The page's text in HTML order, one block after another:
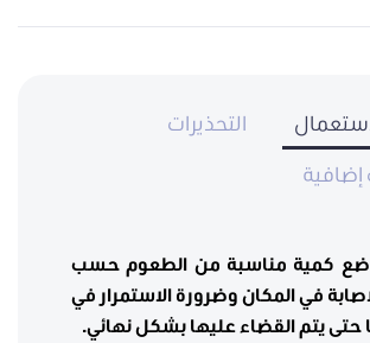
التحذيرات
كمية مناسبة من الطعوم حسب
في المكان وضرورة الاستمرار في
يتم القضاء عليها بشكل نهائي.